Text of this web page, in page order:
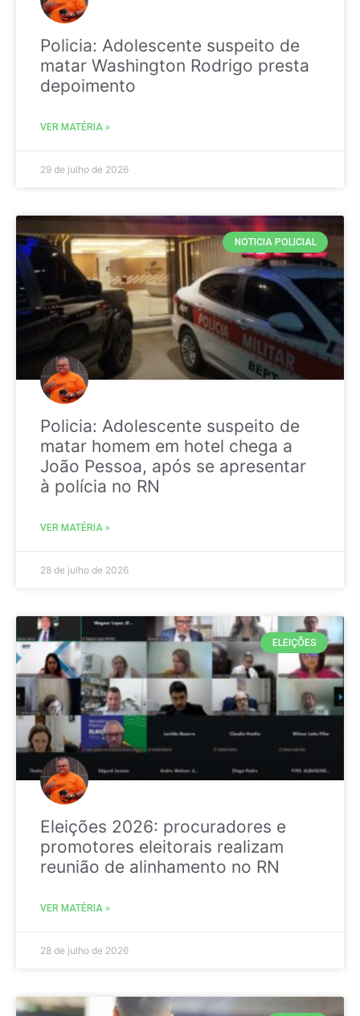
Policia: Adolescente suspeito de
matar Washington Rodrigo presta
depoimento
VER MATÉRIA »
29 de julho de 2026
NOTICIA POLICIAL
Policia: Adolescente suspeito de
matar homem em hotel chega a
João Pessoa, após se apresentar
à polícia no RN
VER MATÉRIA »
28 de julho de 2026
ELEIÇÕES
Eleições 2026: procuradores e
promotores eleitorais realizam
reunião de alinhamento no RN
VER MATÉRIA »
28 de julho de 2026